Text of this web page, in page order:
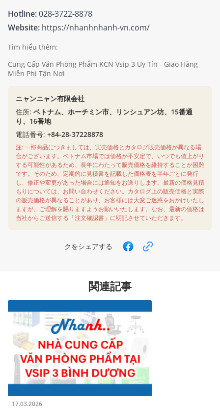
Hotline:028-3722-8878
Website: https://nhanhnhanh-vn.com/
Tìm hiểu thêm:
Cung Cấp Văn Phòng Phẩm KCN Vsip 3 Uy Tín - Giao Hàng
Miễn Phí Tận Nơi
ニャンニャン有限会社
住所: ベトナム、ホーチミン市、リンシュアン坊、15番通
り、16番地
電話番号: +84-28-37228878
注: 一部商品につきましては、実売価格とカタログ販売価格が異なる場
合がございます。ベトナム市場では価格が不安定で、いつでも値上がり
する可能性があるため、長年にわたって販売価格を維持することが困難
です。そのため、定期的に見積書を記載した価格表を半年ごとに発行
し、修正や変更があった場合には通知をお送りします。最新の価格見積
もりについては、お問い合わせください。カタログ上の販売価格と実際
の販売価格が異なることがあり、お客様には大変ご迷惑をおかけいたし
ますが、ご理解を賜りますようお願いいたします。なお、最新の価格は
当社からご送信する「注文確認書」に明記させていただきます。
クをシェアする
関連記事
17.03.2026